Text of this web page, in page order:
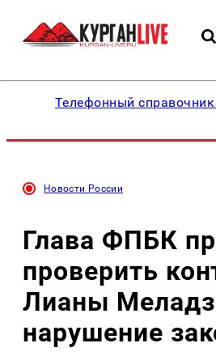
Телефонный справочник
Новости России
Глава ФПБК
проверить
Лианы
нарушение